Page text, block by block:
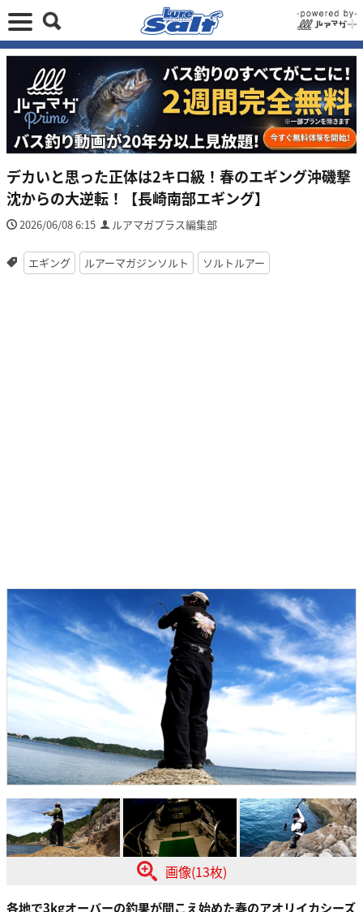
デカいと思った正体は2キロ級！春のエギング沖磯撃
沈からの大逆転！【長崎南部エギング】
2026/06/08 6:15 ルアマガプラス編集部
エギング ルアーマガジンソルト ソルトルアー
画像(13枚)
各地で3kgオーバーの釣果が聞こえ始めた春のアオリイカシーズ